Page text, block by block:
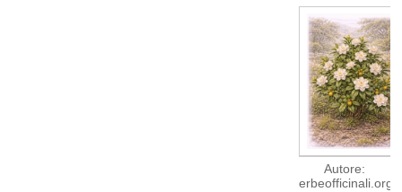
Autore:
erbeofficinali.org